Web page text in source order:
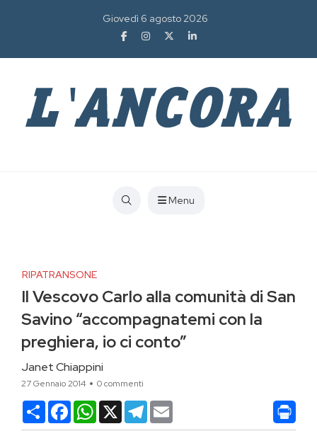
Giovedì 6 agosto 2026
Menu
RIPATRANSONE
Il Vescovo Carlo alla comunità di San
Savino “accompagnatemi con la
preghiera, io ci conto”
Janet Chiappini
27 Gennaio 2014 0 commenti
CondividiFacebookWhatsApp
X Telegram